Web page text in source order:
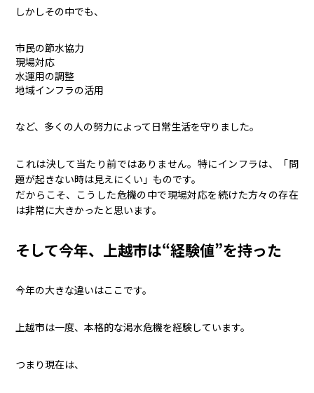
しかしその中でも、
市民の節水協力
現場対応
水運用の調整
地域インフラの活用
など、多くの人の努力によって日常生活を守りました。
これは決して当たり前ではありません。特にインフラは、「問
題が起きない時は見えにくい」ものです。
だからこそ、こうした危機の中で現場対応を続けた方々の存在
は非常に大きかったと思います。
そして今年、上越市は“経験値”を持った
今年の大きな違いはここです。
上越市は一度、本格的な渇水危機を経験しています。
つまり現在は、